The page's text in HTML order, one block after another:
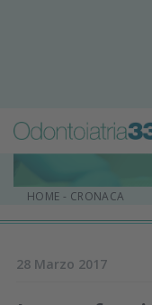
HOME - CRONACA
28 Marzo 2017